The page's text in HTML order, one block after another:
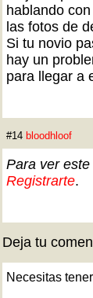
hablando
las fotos de
Si tu novio
hay un
para llegar a
#14 bloodhloof
Para ver
Registrarte.
Deja tu
Necesitas